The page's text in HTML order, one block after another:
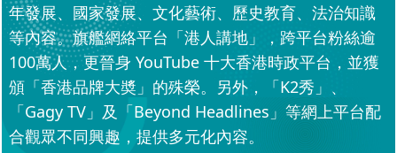
年發展、國家發展、文化藝術、歷史教育、法治知識
等內容。旗艦網絡平台「港人講地」，跨平台粉絲逾
100萬人，更晉身 YouTube 十大香港時政平台，並獲
頒「香港品牌大奬」的殊榮。另外，「K2秀」、
「Gagy TV」及「Beyond Headlines」等網上平台配
合觀眾不同興趣，提供多元化內容。